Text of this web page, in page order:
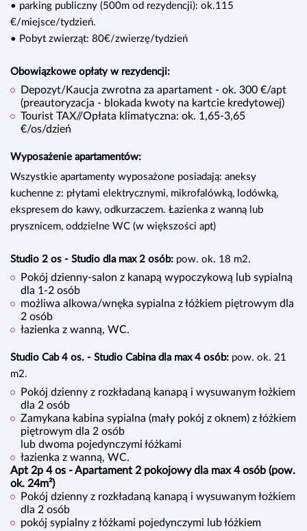
• parking publiczny (500m od rezydencji): ok.115
€/miejsce/tydzień.
• Pobyt zwierząt: 80€/zwierzę/tydzień
Obowiązkowe opłaty w rezydencji:
Depozyt/Kaucja zwrotna za apartament - ok. 300 €/apt
(preautoryzacja - blokada kwoty na kartcie kredytowej)
Tourist TAX//Opłata klimatyczna: ok. 1,65-3,65
€/os/dzień
Wyposażenie apartamentów:
Wszystkie apartamenty wyposażone posiadają: aneksy
kuchenne z: płytami elektrycznymi, mikrofalówką, lodówką,
ekspresem do kawy, odkurzaczem. Łazienka z wanną lub
prysznicem, oddzielne WC (w większości apt)
Studio 2 os - Studio dla max 2 osób: pow. ok. 18 m2.
Pokój dzienny-salon z kanapą wypoczykową lub sypialną
dla 1-2 osób
możliwa alkowa/wnęka sypialna z łóżkiem piętrowym dla
2 osób
łazienka z wanną, WC.
Studio Cab 4 os. - Studio Cabina dla max 4 osób: pow. ok. 21
m2.
Pokój dzienny z rozkładaną kanapą i wysuwanym łożkiem
dla 2 osób
Zamykana kabina sypialna (mały pokój z oknem) z łóżkiem
piętrowym dla 2 osób
lub dwoma pojedynczymi łóżkami
łazienka z wanną, WC.
Apt 2p 4 os - Apartament 2 pokojowy dla max 4 osób (pow.
ok. 24m²)
Pokój dzienny z rozkładaną kanapą i wysuwanym łożkiem
dla 2 osób
pokój sypialny z łóżkami pojedynczymi lub łóżkiem